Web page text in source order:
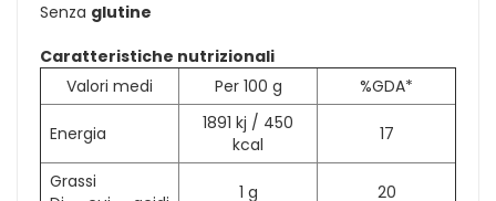
Senza glutine
Caratteristiche nutrizionali
Valori medi
Per 100 g %GDA*
Energia
1891 kj / 450
kcal
17
Grassi
1 g
20